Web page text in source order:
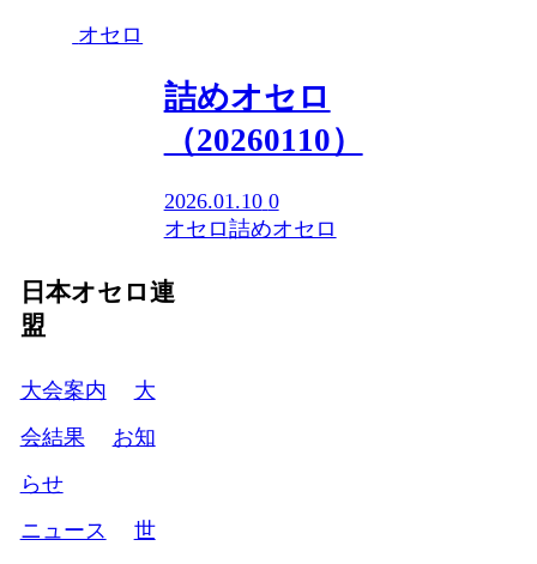
オセロ
詰めオセロ
（20260110）
2026.01.10 0
オセロ詰めオセロ
日本オセロ連
盟
大会案内
大
会結果
お知
らせ
ニュース
世